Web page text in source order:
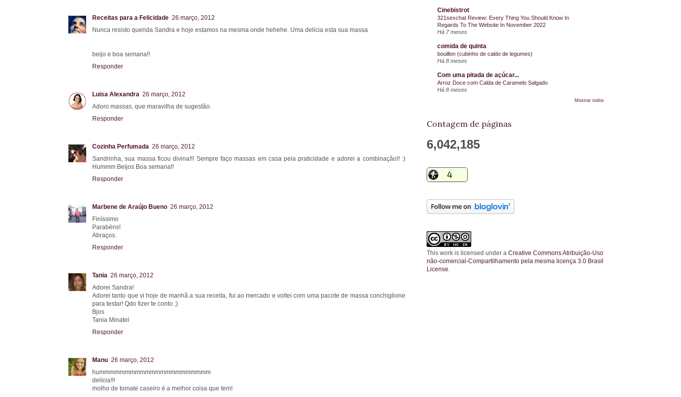
Receitas para a Felicidade 26 março, 2012
Nunca resisto querida Sandra e hoje estamos na mesma onde hehehe. Uma delicia esta sua massa
beijo e boa semana!!
Responder
Luisa Alexandra 26 março, 2012
Adoro massas, que maravilha de sugestão.
Responder
Cozinha Perfumada 26 março, 2012
Sandrinha, sua massa ficou divina!!! Sempre faço massas em casa pela praticidade e adorei a combinação!! :)
Hummm Beijos Boa semana!!
Responder
Marbene de Araújo Bueno 26 março, 2012
Finíssimo
Parabéns!
Abraços.
Responder
Tania 26 março, 2012
Adorei Sandra!
Adorei tanto que vi hoje de manhã a sua receita, fui ao mercado e voltei com uma pacote de massa conchiglione
para testar! Qdo fizer te conto ;)
Bjos
Tania Minatel
Responder
Manu 26 março, 2012
hummmmmmmmmmmmmmmmmmmmmm
delícia!!!
molho de tomate caseiro é a melhor coisa que tem!
Cinebistrot
321sexchat Review: Every Thing You Should Know In
Regards To The Website In November 2022
Há 7 meses
comida de quinta
bouillon (cubinho de caldo de legumes)
Há 8 meses
Com uma pitada de açúcar...
Arroz Doce com Calda de Caramelo Salgado
Há 8 meses
Mostrar todos
Contagem de páginas
6,042,185
This work is licensed under a Creative Commons Atribuição-Uso
não-comercial-Compartilhamento pela mesma licença 3.0 Brasil
License.